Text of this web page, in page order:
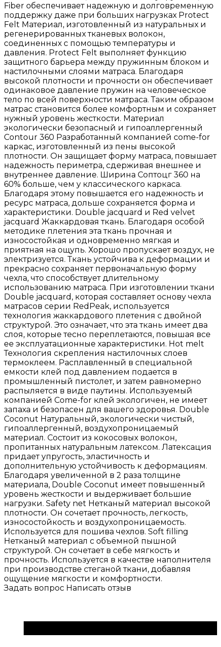
Fiber обеспечивает надежную и долговременную
поддержку даже при больших нагрузках Protect
Felt Материал, изготовленный из натуральных и
регенерированных тканевых волокон,
соединенных с помощью температуры и
давления. Protect Felt выполняет функцию
защитного барьера между пружинным блоком и
настилочными слоями матраса. Благодаря
высокой плотности и прочности он обеспечивает
одинаковое давление пружин на человеческое
тело по всей поверхности матраса. Таким образом
матрас становится более комфортным и сохраняет
нужный уровень жесткости. Материал
экологически безопасный и гипоаллергенный
Сontour 360 Разработанный компанией сome-for
каркас, изготовленный из пены высокой
плотности. Он защищает форму матраса, повышает
надежность периметра, сдерживая внешнее и
внутреннее давление. Ширина Соптоцг 360 на
60% больше, чем у классического каркаса.
Благодаря этому повышается его надежность и
ресурс матраса, дольше сохраняется форма и
характеристики. Double jacquard и Red velvet
jacquard Жаккардовая ткань. Благодаря особой
методике плетения эта ткань прочная и
износостойкая и одновременно мягкая и
приятная на ощупь. Хорошо пропускает воздух, не
электризуется. Ткань устойчива к деформации и
прекрасно сохраняет первоначальную форму
чехла, что способствует длительному
использованию матраса. При изготовлении ткани
Double jacquard, которая составляет основу чехла
матрасов серии RedPeak, используется
технология жаккардового плетения с двойной
структурой. Это означает, что эта ткань имеет два
слоя, которые тесно переплетаются, повышая все
ее эксплуатационные характеристики. Hot melt
Технология скрепления настилочных слоев
термоклеем. Расплавленный в специальной
емкости клей под давлением подается в
промышленный пистолет, и затем равномерно
распыляется в виде паутины. Используемый
компанией Come-for клей экологичен, не имеет
запаха и безопасен для вашего здоровья. Double
Coconut Натуральный, экологически чистый,
гипоаллергенный, воздухопроницаемый
материал. Состоит из кокосовых волокон,
пропитанных натуральным латексом. Латексация
придает упругость, эластичность и
дополнительную устойчивость к деформациям.
Благодаря увеличенной в 2 раза толщине
материала, Double Coconut имеет повышенный
уровень жесткости и выдерживает большие
нагрузки. Safety net Нетканый материал высокой
плотности. Он сочетает прочность, легкость,
износостойкость и воздухопроницаемость.
Используется для пошива чехлов. Soft filling
Нетканый материал с объемной пышной
структурой. Он сочетает в себе мягкость и
прочность. Используется в качестве наполнителя
при производстве стеганой ткани, добавляя
ощущение мягкости и комфортности.
Задать вопрос Написать отзыв